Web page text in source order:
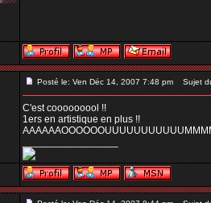
Posté le: Ven Déc 14, 2007 7:48 pm Sujet
C'est cooooooool !!
1ers en artistique en plus !!
_________________